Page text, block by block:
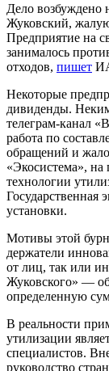
Дело возбуждено
Жуковский,
Предприятие на
занималось
отходов, пишет
Некоторые
дивиденды.
телеграм-канал
работа по
обращений и
«Экосистема»,
технологии
Государственная
установки.
Мотивы этой
держатели
от лиц, так или
Жуковского» —
определенную
В реальности
утилизации
специалистов.
руководство